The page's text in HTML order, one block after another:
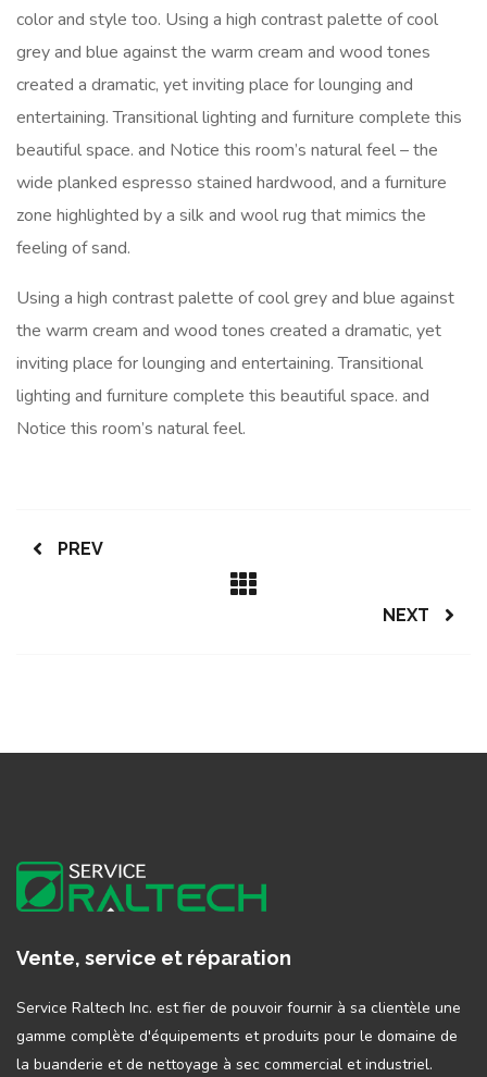
color and style too. Using a high contrast palette of cool
grey and blue against the warm cream and wood tones
created a dramatic, yet inviting place for lounging and
entertaining. Transitional lighting and furniture complete this
beautiful space. and Notice this room’s natural feel – the
wide planked espresso stained hardwood, and a furniture
zone highlighted by a silk and wool rug that mimics the
feeling of sand.
Using a high contrast palette of cool grey and blue against
the warm cream and wood tones created a dramatic, yet
inviting place for lounging and entertaining. Transitional
lighting and furniture complete this beautiful space. and
Notice this room’s natural feel.
PREV
NEXT
Vente, service et réparation
Service Raltech Inc. est fier de pouvoir fournir à sa clientèle une
gamme complète d'équipements et produits pour le domaine de
la buanderie et de nettoyage à sec commercial et industriel.